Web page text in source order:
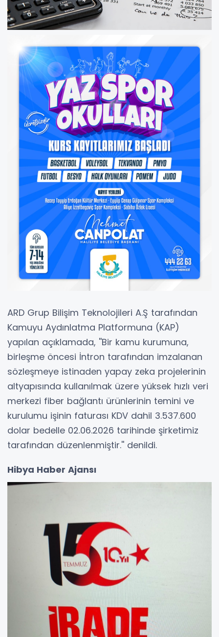
ARD Grup Bilişim Teknolojileri A.Ş tarafından
Kamuyu Aydınlatma Platformuna (KAP)
yapılan açıklamada, ''Bir kamu kurumuna,
birleşme öncesi İntron tarafından imzalanan
sözleşmeye istinaden yapay zeka projelerinin
altyapısında kullanılmak üzere yüksek hızlı veri
merkezi fiber bağlantı ürünlerinin temini ve
kurulumu işinin faturası KDV dahil 3.537.600
dolar bedelle 02.06.2026 tarihinde şirketimiz
tarafından düzenlenmiştir.'' denildi.
Hibya Haber Ajansı